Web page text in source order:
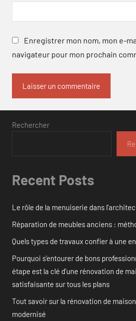
Enregistrer mon nom, mon e-
navigateur pour mon prochain
Rechercher
Recent Posts
Le rôle de la menuiserie dans
Réparation de meubles anciens :
Quels types de travaux confier à une
Pourquoi s’entourer de bons
étape est la clé d’une rénovation de
satisfaisante sur tous les plans
Tout savoir sur la rénovation de
modernisé